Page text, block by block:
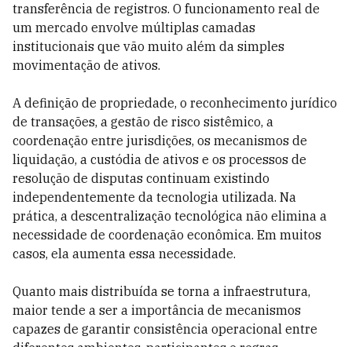
transferência de registros. O funcionamento real de
um mercado envolve múltiplas camadas
institucionais que vão muito além da simples
movimentação de ativos.
A definição de propriedade, o reconhecimento jurídico
de transações, a gestão de risco sistêmico, a
coordenação entre jurisdições, os mecanismos de
liquidação, a custódia de ativos e os processos de
resolução de disputas continuam existindo
independentemente da tecnologia utilizada. Na
prática, a descentralização tecnológica não elimina a
necessidade de coordenação econômica. Em muitos
casos, ela aumenta essa necessidade.
Quanto mais distribuída se torna a infraestrutura,
maior tende a ser a importância de mecanismos
capazes de garantir consistência operacional entre